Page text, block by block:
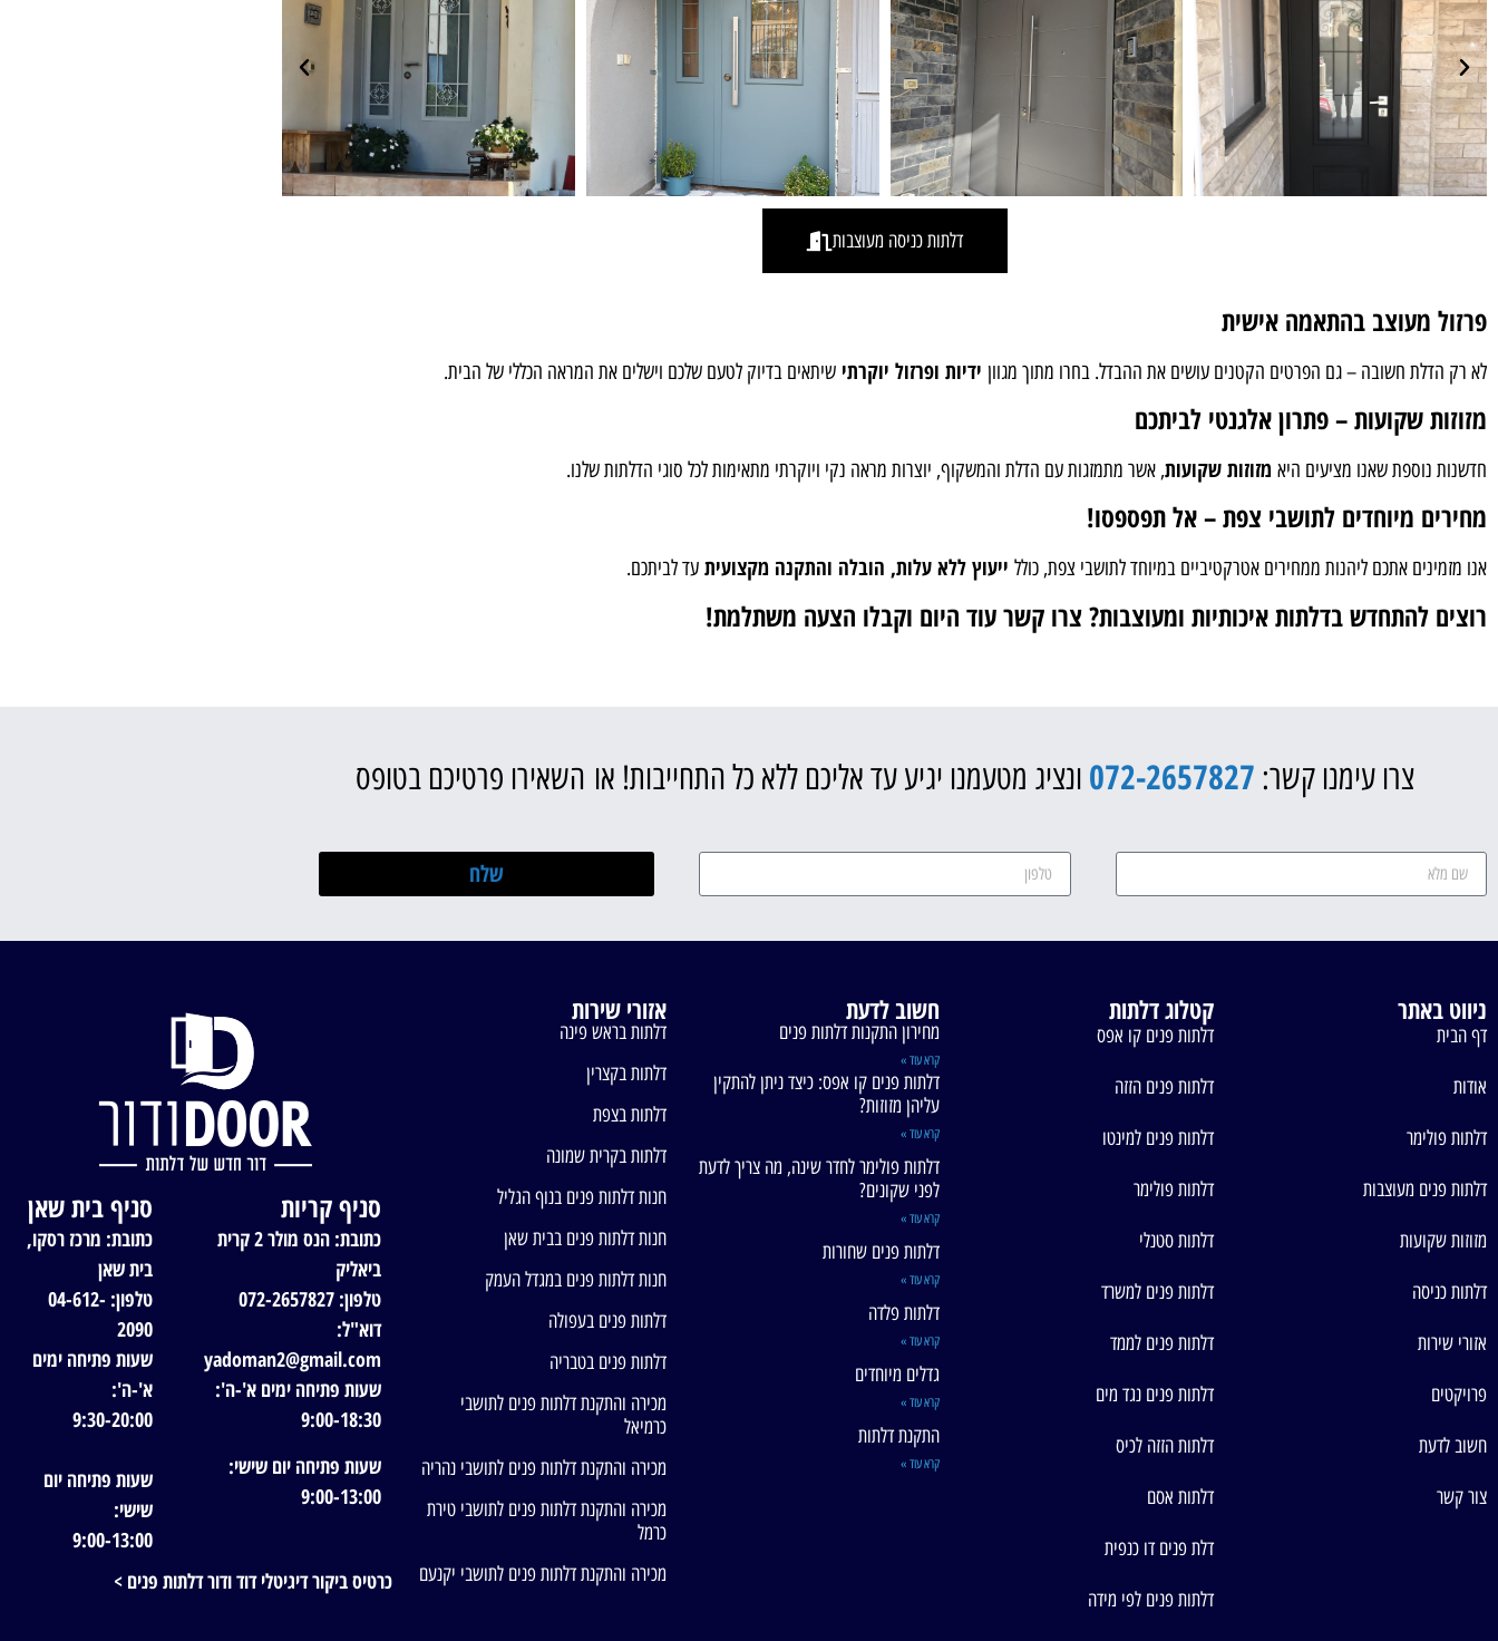
דלתות כניסה מעוצבות
פרזול מעוצב בהתאמה אישית
לא רק הדלת חשובה – גם הפרטים הקטנים עושים את ההבדל. בחרו מתוך מגוון ידיות ופרזול יוקרתי שיתאים בדיוק לטעם שלכם וישלים את המראה הכללי של הבית.
מזוזות שקועות – פתרון אלגנטי לביתכם
חדשנות נוספת שאנו מציעים היא מזוזות שקועות, אשר מתמזגות עם הדלת והמשקוף, יוצרות מראה נקי ויוקרתי מתאימות לכל סוגי הדלתות שלנו.
מחירים מיוחדים לתושבי צפת – אל תפספסו!
אנו מזמינים אתכם ליהנות ממחירים אטרקטיביים במיוחד לתושבי צפת, כולל ייעוץ ללא עלות, הובלה והתקנה מקצועית עד לביתכם.
רוצים להתחדש בדלתות איכותיות ומעוצבות? צרו קשר עוד היום וקבלו הצעה משתלמת!
צרו עימנו קשר: 072-2657827 ונציג מטעמנו יגיע עד אליכם ללא כל התחייבות! או השאירו פרטיכם בטופס
שלח
ניווט באתר
דף הבית
אודות
דלתות פולימר
דלתות פנים מעוצבות
מזוזות שקועות
דלתות כניסה
אזורי שירות
פרויקטים
חשוב לדעת
צור קשר
קטלוג דלתות
דלתות פנים קו אפס
דלתות פנים הזזה
דלתות פנים למינטו
דלתות פולימר
דלתות סטנלי
דלתות פנים למשרד
דלתות פנים לממד
דלתות פנים נגד מים
דלתות הזזה לכיס
דלתות אסם
דלת פנים דו כנפית
דלתות פנים לפי מידה
חשוב לדעת
מחירון התקנות דלתות פנים
קרא עוד »
דלתות פנים קו אפס: כיצד ניתן להתקין
עליהן מזוזות?
קרא עוד »
דלתות פולימר לחדר שינה, מה צריך לדעת
לפני שקונים?
קרא עוד »
דלתות פנים שחורות
קרא עוד »
דלתות פלדה
קרא עוד »
גדלים מיוחדים
קרא עוד »
התקנת דלתות
קרא עוד »
אזורי שירות
דלתות בראש פינה
דלתות בקצרין
דלתות בצפת
דלתות בקרית שמונה
חנות דלתות פנים בנוף הגליל
חנות דלתות פנים בבית שאן
חנות דלתות פנים במגדל העמק
דלתות פנים בעפולה
דלתות פנים בטבריה
מכירה והתקנת דלתות פנים לתושבי
כרמיאל
מכירה והתקנת דלתות פנים לתושבי נהריה
מכירה והתקנת דלתות פנים לתושבי טירת
כרמל
מכירה והתקנת דלתות פנים לתושבי יקנעם
סניף קריות
כתובת: הנס מולר 2 קרית
ביאליק
טלפון: 072-2657827
דוא"ל:
yadoman2@gmail.com
שעות פתיחה ימים א'-ה':
9:00-18:30
שעות פתיחה יום שישי:
9:00-13:00
סניף בית שאן
כתובת: מרכז רסקו,
בית שאן
טלפון: 04-612-
2090
שעות פתיחה ימים
א'-ה':
9:30-20:00
שעות פתיחה יום
שישי:
9:00-13:00
כרטיס ביקור דיגיטלי דוד ודור דלתות פנים >